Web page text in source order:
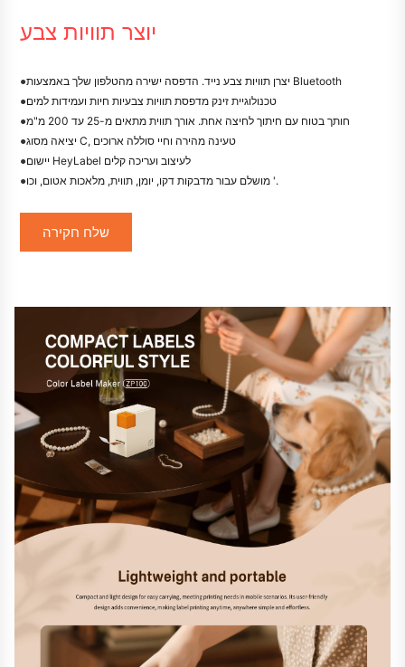
יוצר תוויות צבע
● יצרן תוויות צבע נייד. הדפסה ישירה מהטלפון שלך באמצעות Bluetooth
●טכנולוגיית זינק מדפסת תוויות צבעיות חיות ועמידות למים
● חותך בטוח עם חיתוך לחיצה אחת. אורך תווית מתאים מ-25 עד 200 מ"מ
● יציאה מסוג C, טעינה מהירה וחיי סוללה ארוכים
● יישום HeyLabel לעיצוב ועריכה קלים
● מושלם עבור מדבקות דקו, יומן, תווית, מלאכות אטום, וכו '.
שלח חקירה